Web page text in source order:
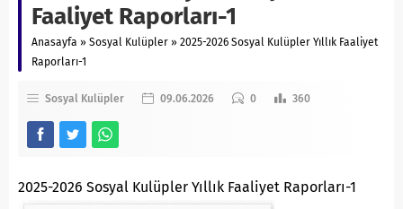
Faaliyet Raporları-1
Anasayfa » Sosyal Kulüpler » 2025-2026 Sosyal Kulüpler Yıllık Faaliyet
Raporları-1
Sosyal Kulüpler 09.06.2026 0 360
2025-2026 Sosyal Kulüpler Yıllık Faaliyet Raporları-1